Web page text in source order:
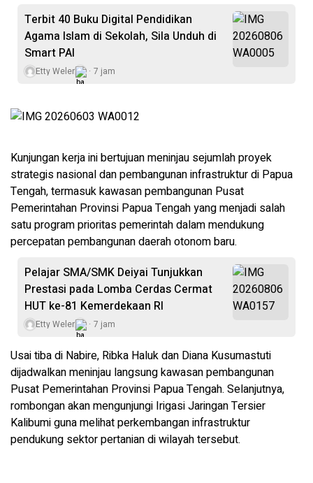
Terbit 40 Buku Digital Pendidikan
Agama Islam di Sekolah, Sila Unduh di
Smart PAI
Etty Weler 7 jam
Kunjungan kerja ini bertujuan meninjau sejumlah proyek
strategis nasional dan pembangunan infrastruktur di Papua
Tengah, termasuk kawasan pembangunan Pusat
Pemerintahan Provinsi Papua Tengah yang menjadi salah
satu program prioritas pemerintah dalam mendukung
percepatan pembangunan daerah otonom baru.
Pelajar SMA/SMK Deiyai Tunjukkan
Prestasi pada Lomba Cerdas Cermat
HUT ke-81 Kemerdekaan RI
Etty Weler 7 jam
Usai tiba di Nabire, Ribka Haluk dan Diana Kusumastuti
dijadwalkan meninjau langsung kawasan pembangunan
Pusat Pemerintahan Provinsi Papua Tengah. Selanjutnya,
rombongan akan mengunjungi Irigasi Jaringan Tersier
Kalibumi guna melihat perkembangan infrastruktur
pendukung sektor pertanian di wilayah tersebut.